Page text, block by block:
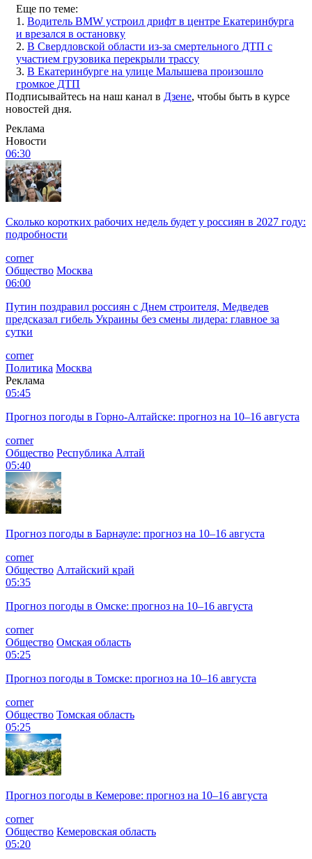
Еще по теме:
1. Водитель BMW устроил дрифт в центре Екатеринбурга
и врезался в остановку
2. В Свердловской области из-за смертельного ДТП с
участием грузовика перекрыли трассу
3. В Екатеринбурге на улице Малышева произошло
громкое ДТП
Подписывайтесь на наш канал в Дзене, чтобы быть в курсе
новостей дня.
Реклама
Новости
06:30
Сколько коротких рабочих недель будет у россиян в 2027 году:
подробности
corner
Общество Москва
06:00
Путин поздравил россиян с Днем строителя, Медведев
предсказал гибель Украины без смены лидера: главное за
сутки
corner
Политика Москва
Реклама
05:45
Прогноз погоды в Горно-Алтайске: прогноз на 10–16 августа
corner
Общество Республика Алтай
05:40
Прогноз погоды в Барнауле: прогноз на 10–16 августа
corner
Общество Алтайский край
05:35
Прогноз погоды в Омске: прогноз на 10–16 августа
corner
Общество Омская область
05:25
Прогноз погоды в Томске: прогноз на 10–16 августа
corner
Общество Томская область
05:25
Прогноз погоды в Кемерове: прогноз на 10–16 августа
corner
Общество Кемеровская область
05:20